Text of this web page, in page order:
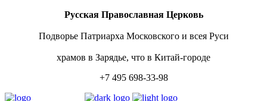
Русская Православная Церковь
Подворье Патриарха Московского и всея Руси
храмов в Зарядье, что в Китай-городе
+7 495 698-33-98